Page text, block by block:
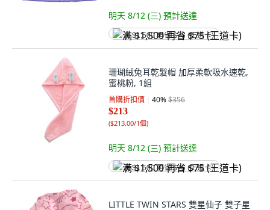
明天 8/12 (三) 預計送達
满 $1,500 再省 $75 (王道卡)
珊瑚絨兔耳乾髮帽 加厚柔軟吸水速乾,
蜜桃粉, 1組
首購折扣價 40%$356
$213
($213.00/1個)
明天 8/12 (三) 預計送達
满 $1,500 再省 $75 (王道卡)
LITTLE TWIN STARS 雙星仙子 雙子星